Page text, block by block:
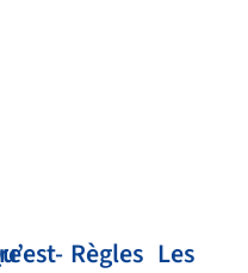
Règles Les